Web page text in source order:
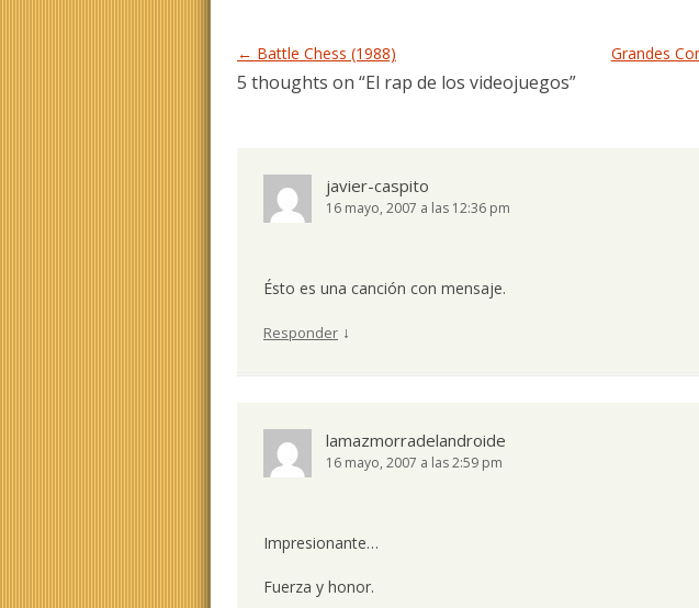
Navegación de entradas
← Battle Chess (1988) Grandes
5 thoughts on “El rap de los videojuegos”
javier-caspito
16 mayo, 2007 a las 12:36 pm
Ésto es una canción con mensaje.
Responder ↓
lamazmorradelandroide
16 mayo, 2007 a las 2:59 pm
Impresionante…
Fuerza y honor.